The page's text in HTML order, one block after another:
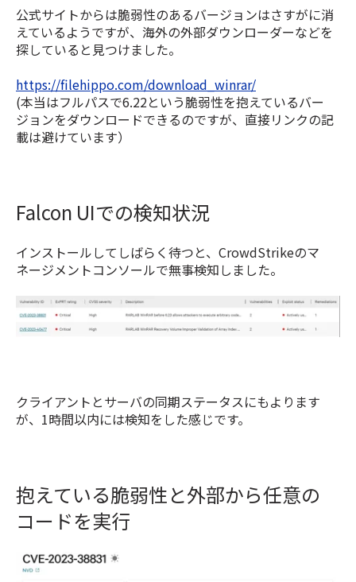
公式サイトからは脆弱性のあるバージョンはさすがに消
えているようですが、海外の外部ダウンローダーなどを
探していると見つけました。
https://filehippo.com/download_winrar/
(本当はフルパスで6.22という脆弱性を抱えているバー
ジョンをダウンロードできるのですが、直接リンクの記
載は避けています）
Falcon UIでの検知状況
インストールしてしばらく待つと、CrowdStrikeのマ
ネージメントコンソールで無事検知しました。
クライアントとサーバの同期ステータスにもよります
が、1時間以内には検知をした感じです。
抱えている脆弱性と外部から任意の
コードを実行